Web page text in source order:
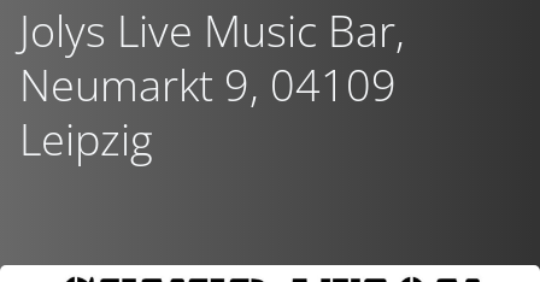
Jolys Live Music Bar,
Neumarkt 9, 04109
Leipzig